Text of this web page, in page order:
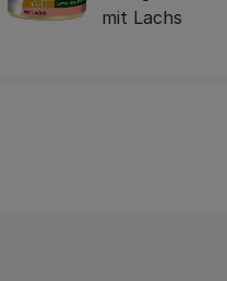
mit Lachs